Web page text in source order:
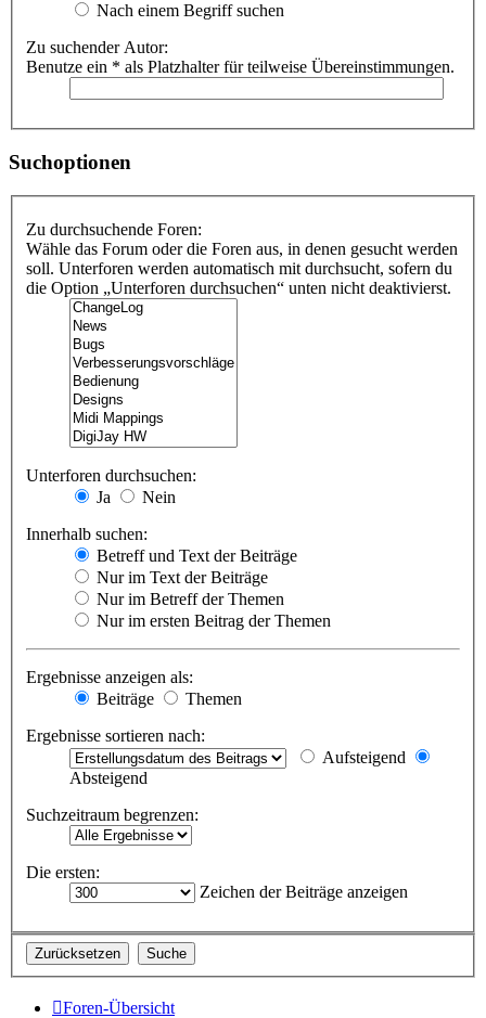
Nach einem Begriff suchen
Zu suchender Autor:
Benutze ein * als Platzhalter für teilweise Übereinstimmungen.
Suchoptionen
Zu durchsuchende Foren:
Wähle das Forum oder die Foren aus, in denen gesucht werden
soll. Unterforen werden automatisch mit durchsucht, sofern du
die Option „Unterforen durchsuchen“ unten nicht deaktivierst.
Unterforen durchsuchen:
Ja
Nein
Innerhalb suchen:
Betreff und Text der Beiträge
Nur im Text der Beiträge
Nur im Betreff der Themen
Nur im ersten Beitrag der Themen
Ergebnisse anzeigen als:
Beiträge
Themen
Ergebnisse sortieren nach:
Aufsteigend
Absteigend
Suchzeitraum begrenzen:
Die ersten:
Zeichen der Beiträge anzeigen
Foren-Übersicht